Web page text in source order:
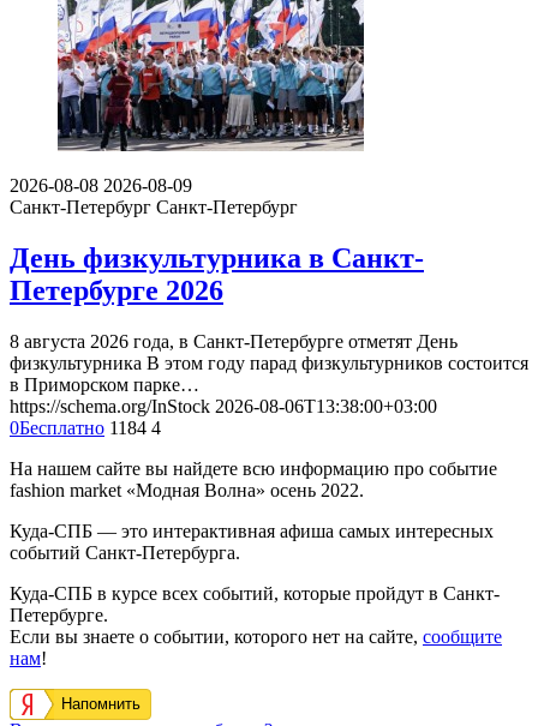
2026-08-08 2026-08-09
Санкт-Петербург Санкт-Петербург
День физкультурника в Санкт-
Петербурге 2026
8 августа 2026 года, в Санкт-Петербурге отметят День
физкультурника В этом году парад физкультурников состоится
в Приморском парке…
https://schema.org/InStock 2026-08-06T13:38:00+03:00
0Бесплатно 1184 4
На нашем сайте вы найдете всю информацию про событие
fashion market «Модная Волна» осень 2022.
Куда-СПБ — это интерактивная афиша самых интересных
событий Санкт-Петербурга.
Куда-СПБ в курсе всех событий, которые пройдут в Санкт-
Петербурге.
Если вы знаете о событии, которого нет на сайте, сообщите
нам!
Напомнить